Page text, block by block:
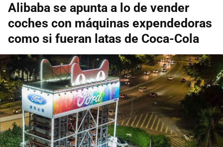
Alibaba se apunta a lo de vender
coches con máquinas expendedoras
como si fueran latas de Coca-Cola